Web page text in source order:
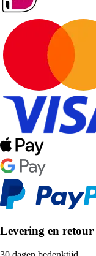
Levering en retour